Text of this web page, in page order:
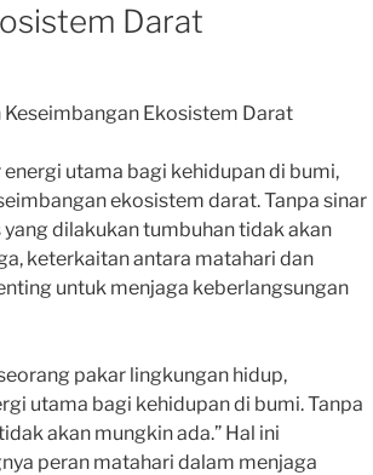
Darat
Ekosistem Darat
utama bagi kehidupan di bumi,
ekosistem darat. Tanpa sinar
dilakukan tumbuhan tidak akan
keterkaitan antara matahari dan
untuk menjaga keberlangsungan
pakar lingkungan hidup,
utama bagi kehidupan di bumi. Tanpa
akan mungkin ada.” Hal ini
peran matahari dalam menjaga